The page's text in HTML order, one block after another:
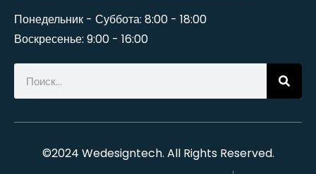
Понедельник - Суббота: 8:00 - 18:00
Воскресенье: 9:00 - 16:00
©2024 Wedesigntech. All Rights Reserved.